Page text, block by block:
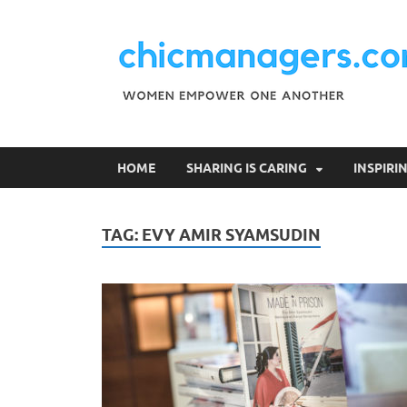
HOME SHARING IS CARING
TAG: EVY AMIR SYAMSUDIN